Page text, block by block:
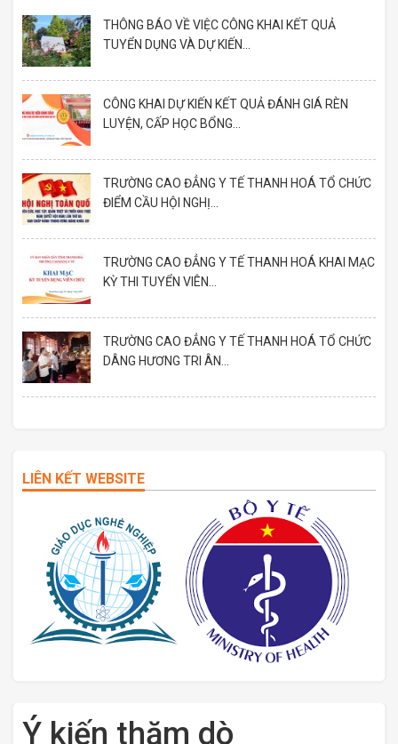
THÔNG BÁO VỀ VIỆC CÔNG KHAI KẾT QUẢ
TUYỂN DỤNG VÀ DỰ KIẾN...
CÔNG KHAI DỰ KIẾN KẾT QUẢ ĐÁNH GIÁ RÈN
LUYỆN, CẤP HỌC BỔNG...
TRƯỜNG CAO ĐẲNG Y TẾ THANH HOÁ TỔ CHỨC
ĐIỂM CẦU HỘI NGHỊ...
TRƯỜNG CAO ĐẲNG Y TẾ THANH HOÁ KHAI MẠC
KỲ THI TUYỂN VIÊN...
TRƯỜNG CAO ĐẲNG Y TẾ THANH HOÁ TỔ CHỨC
DÂNG HƯƠNG TRI ÂN...
LIÊN KẾT WEBSITE
Ý kiến thăm dò